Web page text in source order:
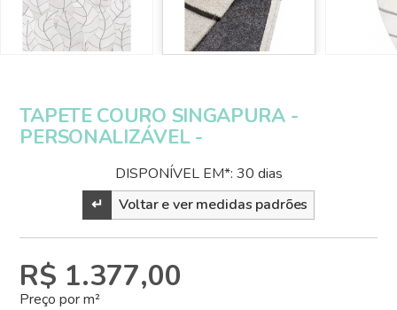
TAPETE COURO SINGAPURA -
PERSONALIZÁVEL -
DISPONÍVEL EM*: 30 dias
↵
Voltar e ver medidas padrões
R$ 1.377,00
Preço por m²